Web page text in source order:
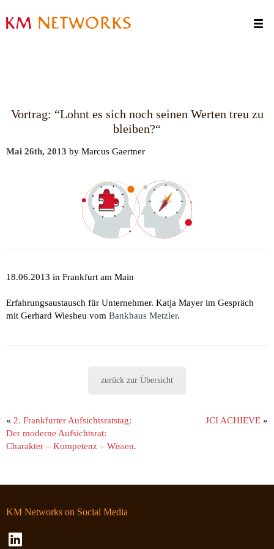
Kontakt
Vortrag: “Lohnt es sich noch seinen Werten treu zu
bleiben?“
Mai 26th, 2013 by Marcus Gaertner
18.06.2013 in Frankfurt am Main
Erfahrungsaustausch für Unternehmer. Katja Mayer im Gespräch
mit Gerhard Wiesheu vom Bankhaus Metzler.
zurück zur Übersicht
JCI ACHIEVE »
« 2. Frankfurter Aufsichtsratstag:
Der moderne Aufsichtsrat:
Charakter – Kompetenz – Wissen.
KM Networks on Social Media